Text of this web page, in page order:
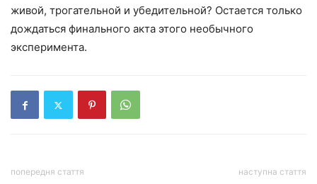
живой, трогательной и убедительной? Остается только
дождаться финального акта этого необычного
эксперимента.
попередня стаття наступна стаття